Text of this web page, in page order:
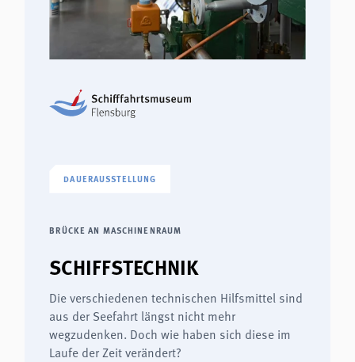
DAUERAUSSTELLUNG
BRÜCKE AN MASCHINENRAUM
SCHIFFSTECHNIK
Die verschiedenen technischen Hilfsmittel sind
aus der Seefahrt längst nicht mehr
wegzudenken. Doch wie haben sich diese im
Laufe der Zeit verändert?